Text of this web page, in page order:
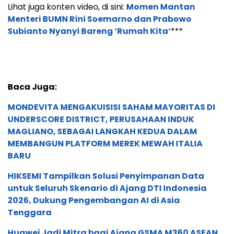
Lihat juga konten video, di sini: Momen Mantan
Menteri BUMN Rini Soemarno dan Prabowo
Subianto Nyanyi Bareng ‘Rumah Kita’***
Baca Juga:
MONDEVITA MENGAKUISISI SAHAM MAYORITAS DI
UNDERSCORE DISTRICT, PERUSAHAAN INDUK
MAGLIANO, SEBAGAI LANGKAH KEDUA DALAM
MEMBANGUN PLATFORM MEREK MEWAH ITALIA
BARU
HIKSEMI Tampilkan Solusi Penyimpanan Data
untuk Seluruh Skenario di Ajang DTI Indonesia
2026, Dukung Pengembangan AI di Asia
Tenggara